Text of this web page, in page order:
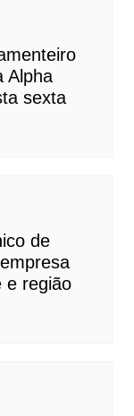
Alpha
sexta
de
e região